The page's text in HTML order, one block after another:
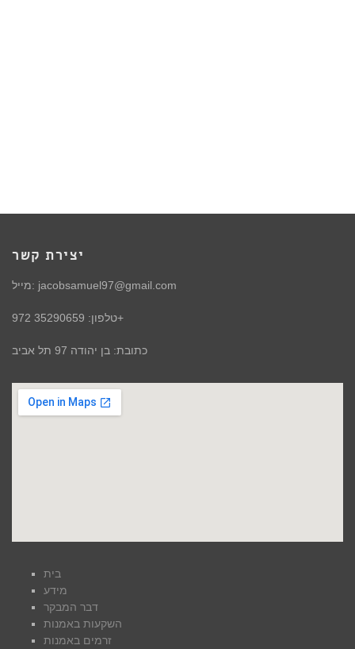
יצירת קשר
מייל: jacobsamuel97@gmail.com
טלפון: 35290659 972+
כתובת: בן יהודה 97 תל אביב
בית
מידע
דבר המבקר
השקעות באמנות
זרמים באמנות